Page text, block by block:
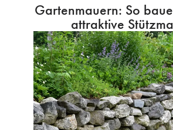
Gartenmauern: So
attraktive